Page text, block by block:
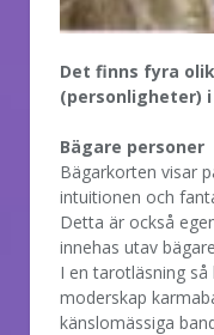
Det finns fyra
(personligheter)
Bägare personer
Bägarkorten visar
intuitionen och
Detta är också
innehas utav
I en tarotläsning så
moderskap
känslomässiga